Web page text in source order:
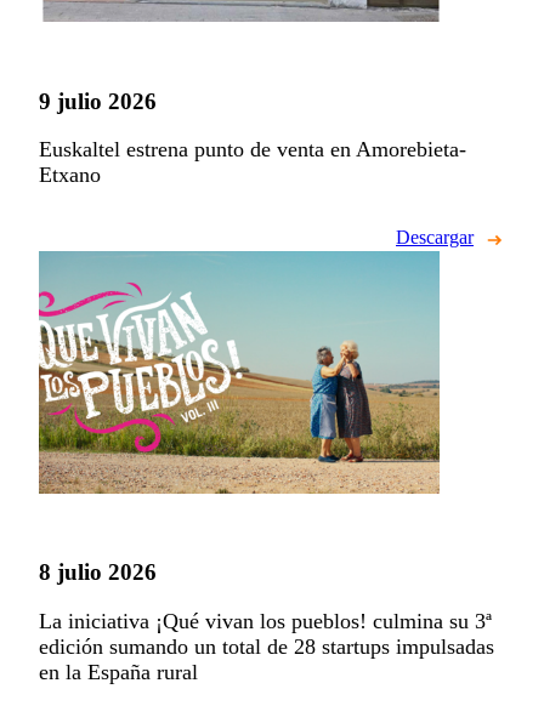
9 julio 2026
Euskaltel estrena punto de venta en Amorebieta-
Etxano
Descargar
8 julio 2026
La iniciativa ¡Qué vivan los pueblos! culmina su 3ª
edición sumando un total de 28 startups impulsadas
en la España rural